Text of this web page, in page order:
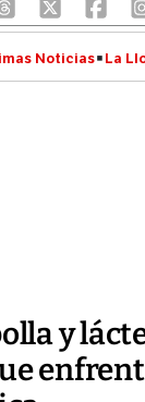
Noticias La
y